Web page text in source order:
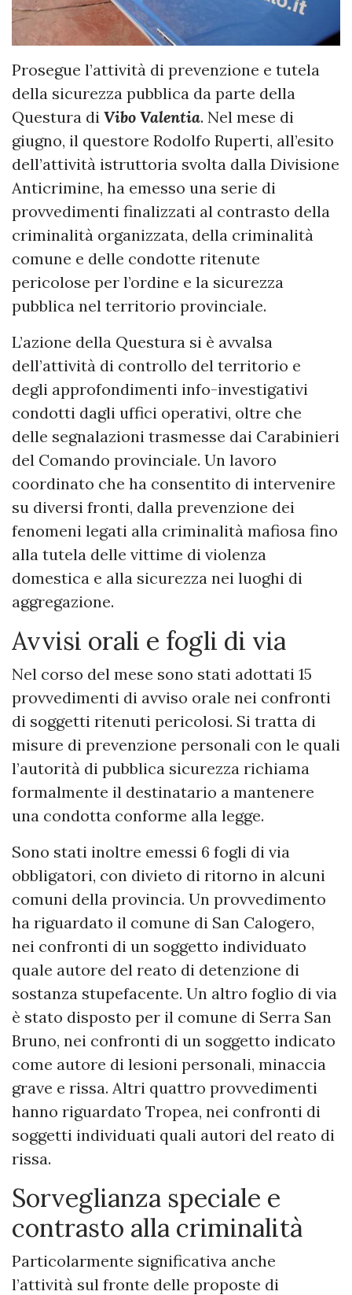
Prosegue l’attività di prevenzione e tutela
della sicurezza pubblica da parte della
Questura di Vibo Valentia. Nel mese di
giugno, il questore Rodolfo Ruperti, all’esito
dell’attività istruttoria svolta dalla Divisione
Anticrimine, ha emesso una serie di
provvedimenti finalizzati al contrasto della
criminalità organizzata, della criminalità
comune e delle condotte ritenute
pericolose per l’ordine e la sicurezza
pubblica nel territorio provinciale.
L’azione della Questura si è avvalsa
dell’attività di controllo del territorio e
degli approfondimenti info-investigativi
condotti dagli uffici operativi, oltre che
delle segnalazioni trasmesse dai Carabinieri
del Comando provinciale. Un lavoro
coordinato che ha consentito di intervenire
su diversi fronti, dalla prevenzione dei
fenomeni legati alla criminalità mafiosa fino
alla tutela delle vittime di violenza
domestica e alla sicurezza nei luoghi di
aggregazione.
Avvisi orali e fogli di via
Nel corso del mese sono stati adottati 15
provvedimenti di avviso orale nei confronti
di soggetti ritenuti pericolosi. Si tratta di
misure di prevenzione personali con le quali
l’autorità di pubblica sicurezza richiama
formalmente il destinatario a mantenere
una condotta conforme alla legge.
Sono stati inoltre emessi 6 fogli di via
obbligatori, con divieto di ritorno in alcuni
comuni della provincia. Un provvedimento
ha riguardato il comune di San Calogero,
nei confronti di un soggetto individuato
quale autore del reato di detenzione di
sostanza stupefacente. Un altro foglio di via
è stato disposto per il comune di Serra San
Bruno, nei confronti di un soggetto indicato
come autore di lesioni personali, minaccia
grave e rissa. Altri quattro provvedimenti
hanno riguardato Tropea, nei confronti di
soggetti individuati quali autori del reato di
rissa.
Sorveglianza speciale e
contrasto alla criminalità
Particolarmente significativa anche
l’attività sul fronte delle proposte di